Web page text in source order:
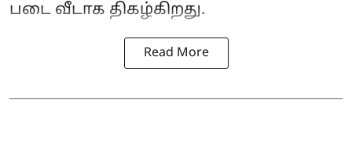
படை வீடாக திகழ்கிறது.
Read More